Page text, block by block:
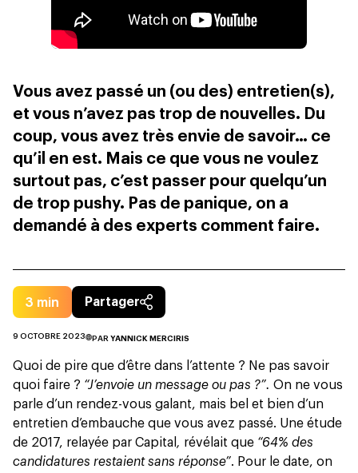
Vous avez passé un (ou des) entretien(s),
et vous n’avez pas trop de nouvelles. Du
coup, vous avez très envie de savoir… ce
qu’il en est. Mais ce que vous ne voulez
surtout pas, c’est passer pour quelqu’un
de trop pushy. Pas de panique, on a
demandé à des experts comment faire.
3 min Partager
9 OCTOBRE 2023 PAR YANNICK MERCIRIS
Quoi de pire que d’être dans l’attente ? Ne pas savoir
quoi faire ? “J’envoie un message ou pas ?”. On ne vous
parle d’un rendez-vous galant, mais bel et bien d’un
entretien d’embauche que vous avez passé. Une étude
de 2017, relayée par Capital , révélait que “64% des
candidatures restaient sans réponse”. Pour le date, on